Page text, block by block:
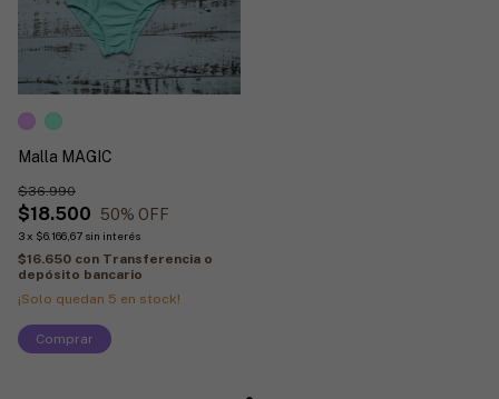
Malla MAGIC
$18.500
$36.990
50% OFF
3 x $6.166,67 sin interés
$16.650 con Transferencia o
depósito bancario
¡Solo quedan 5 en stock!
Comprar